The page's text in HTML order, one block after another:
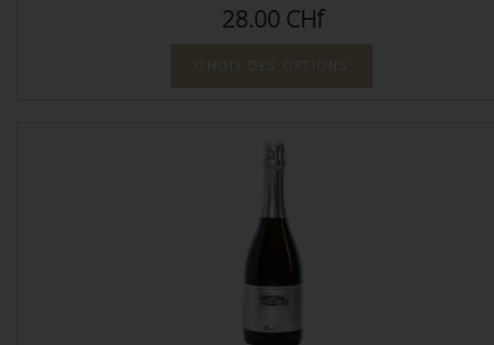
28.00 CHf